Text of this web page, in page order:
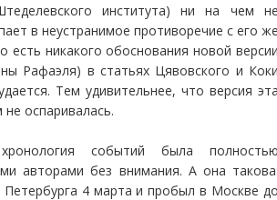
института) ни на чем
в неустранимое противоречие с его
есть никакого обоснования новой
Рафаэля) в статьях Цявовского и
Тем удивительнее, что версия
оспаривалась.
событий была
авторами без внимания. А она
Петербурга 4 марта и пробыл в Москве